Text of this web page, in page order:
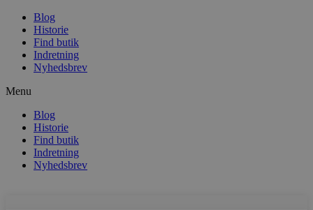
Blog
Historie
Find butik
Indretning
Nyhedsbrev
Menu
Blog
Historie
Find butik
Indretning
Nyhedsbrev